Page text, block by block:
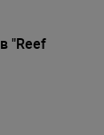
"Reef